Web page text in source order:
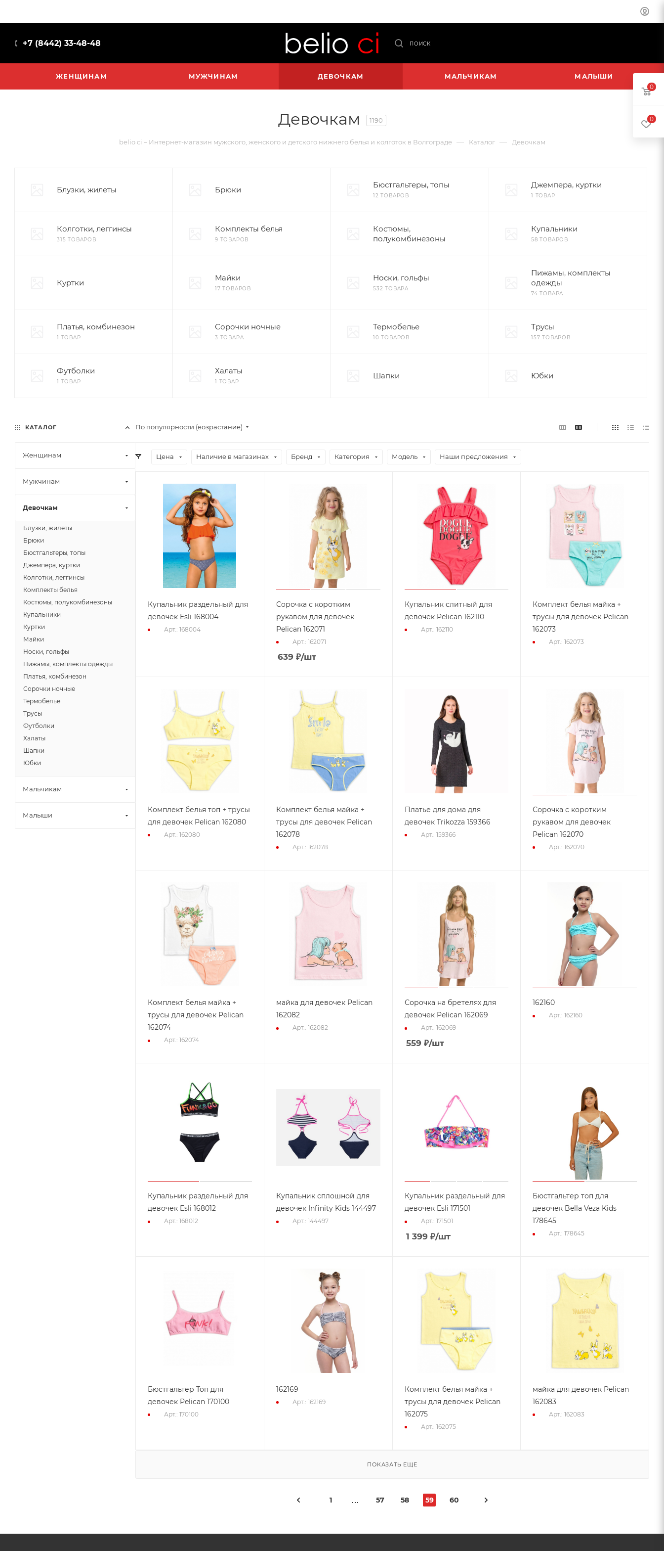
+7 (8442) 33-48-48 ПОИСК
ЖЕНЩИНАМ МУЖЧИНАМ ДЕВОЧКАМ МАЛЬЧИКАМ МАЛЫШИ
Девочкам 1190
belio ci – Интернет-магазин мужского, женского и детского нижнего белья и колготок в Волгограде — Каталог — Девочкам
Блузки, жилеты Брюки
Бюстгальтеры, топы
12 ТОВАРОВ
Джемпера, куртки
1 ТОВАР
Колготки, леггинсы
315 ТОВАРОВ
Комплекты белья
9 ТОВАРОВ
Костюмы,
полукомбинезоны
Купальники
58 ТОВАРОВ
Куртки
Майки
17 ТОВАРОВ
Носки, гольфы
532 ТОВАРА
Пижамы, комплекты
одежды
74 ТОВАРА
Платья, комбинезон
1 ТОВАР
Сорочки ночные
3 ТОВАРА
Термобелье
10 ТОВАРОВ
Трусы
157 ТОВАРОВ
Футболки
1 ТОВАР
Халаты
1 ТОВАР
Шапки Юбки
По популярности (возрастание)
Цена Наличие в магазинах Бренд Категория Модель Наши предложения
Купальник раздельный для
девочек Esli 168004
Арт.: 168004
Сорочка с коротким
рукавом для девочек
Pelican 162071
Арт.: 162071
639 ₽/шт
Купальник слитный для
девочек Pelican 162110
Арт.: 162110
Комплект белья майка +
трусы для девочек Pelican
162073
Арт.: 162073
Комплект белья топ + трусы
для девочек Pelican 162080
Арт.: 162080
Комплект белья майка +
трусы для девочек Pelican
162078
Арт.: 162078
Платье для дома для
девочек Trikozza 159366
Арт.: 159366
Сорочка с коротким
рукавом для девочек
Pelican 162070
Арт.: 162070
Комплект белья майка +
трусы для девочек Pelican
162074
Арт.: 162074
майка для девочек Pelican
162082
Арт.: 162082
Сорочка на бретелях для
девочек Pelican 162069
Арт.: 162069
559 ₽/шт
162160
Арт.: 162160
Купальник раздельный для
девочек Esli 168012
Арт.: 168012
Купальник сплошной для
девочек Infinity Kids 144497
Арт.: 144497
Купальник раздельный для
девочек Esli 171501
Арт.: 171501
1 399 ₽/шт
Бюстгальтер топ для
девочек Bella Veza Kids
178645
Арт.: 178645
Бюстгальтер Топ для
девочек Pelican 170100
Арт.: 170100
162169
Арт.: 162169
Комплект белья майка +
трусы для девочек Pelican
162075
Арт.: 162075
майка для девочек Pelican
162083
Арт.: 162083
ПОКАЗАТЬ ЕЩЕ
1 57 58 59 60
КАТАЛОГ
Женщинам
Мужчинам
Девочкам
Блузки, жилеты
Брюки
Бюстгальтеры, топы
Джемпера, куртки
Колготки, леггинсы
Комплекты белья
Костюмы, полукомбинезоны
Купальники
Куртки
Майки
Носки, гольфы
Пижамы, комплекты одежды
Платья, комбинезон
Сорочки ночные
Термобелье
Трусы
Футболки
Халаты
Шапки
Юбки
Мальчикам
Малыши
0
0